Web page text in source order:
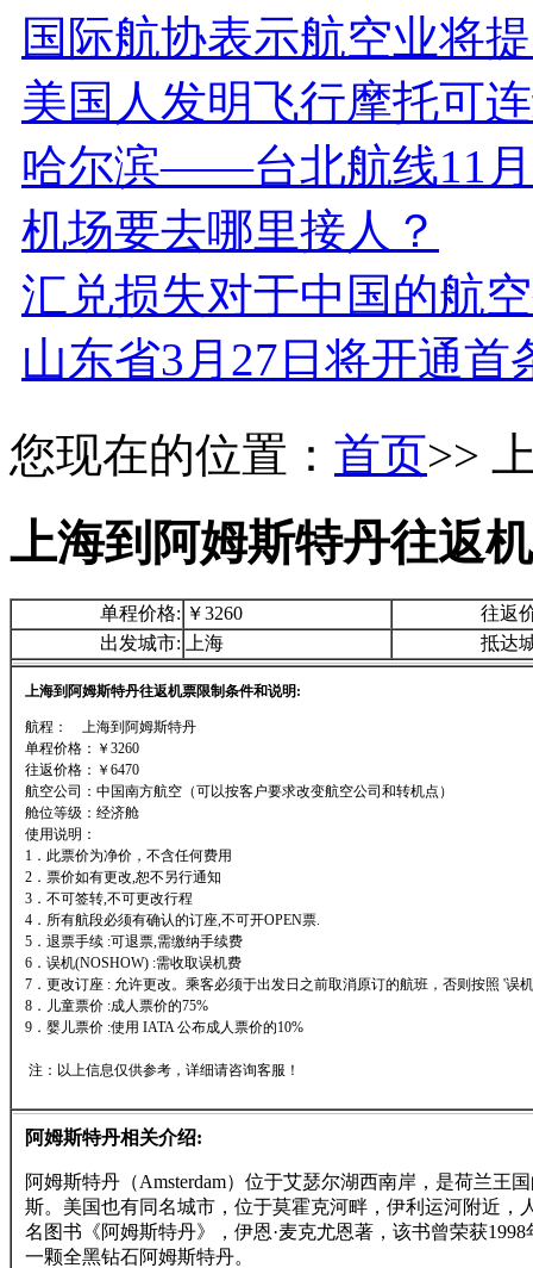
国际航协表示航空业将
美国人发明飞行摩托可
哈尔滨——台北航线11
机场要去哪里接人？
汇兑损失对于中国的航
山东省3月27日将开通首
您现在的位置： 首页>>
上海到阿姆斯特丹往返
单程价格: ￥3260
往返
出发城市:
上海 抵达
上海到阿姆斯特丹往返机票限制条件和说明:
航程： 上海到阿姆斯特丹
单程价格：￥3260
往返价格：￥6470
航空公司：中国南方航空（可以按客户要求改变航空公司和转机点）
舱位等级：经济舱
使用说明：
1．此票价为净价，不含任何费用
2．票价如有更改,恕不另行通知
3．不可签转,不可更改行程
4．所有航段必须有确认的订座,不可开OPEN票.
5．退票手续 :可退票,需缴纳手续费
6．误机(NOSHOW) :需收取误机费
7．更改订座 : 允许更改。乘客必须于出发日之前取消原订的航班，否则按照 '误
8．儿童票价 :成人票价的75%
9．婴儿票价 :使用 IATA 公布成人票价的10%
注：以上信息仅供参考，详细请咨询客服！
阿姆斯特丹相关介绍:
阿姆斯特丹（Amsterdam）位于艾瑟尔湖西南岸，是荷兰王
斯。美国也有同名城市，位于莫霍克河畔，伊利运河附近
名图书《阿姆斯特丹》，伊恩·麦克尤恩著，该书曾荣获
一颗全黑钻石阿姆斯特丹。